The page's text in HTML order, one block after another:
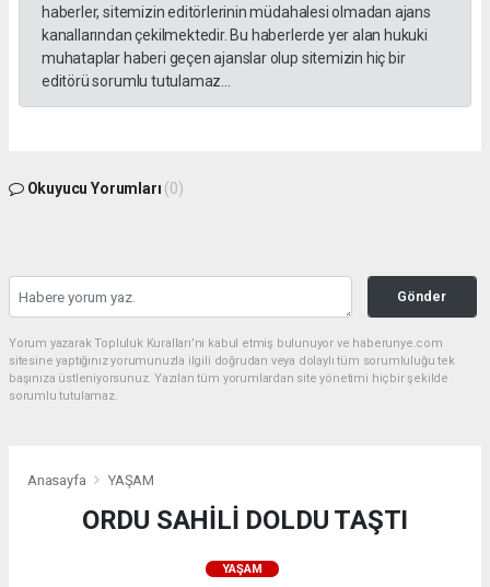
haberler, sitemizin editörlerinin müdahalesi olmadan ajans
kanallarından çekilmektedir. Bu haberlerde yer alan hukuki
muhataplar haberi geçen ajanslar olup sitemizin hiç bir
editörü sorumlu tutulamaz...
Okuyucu Yorumları (0)
Gönder
Yorum yazarak Topluluk Kuralları’nı kabul etmiş bulunuyor ve haberunye.com
sitesine yaptığınız yorumunuzla ilgili doğrudan veya dolaylı tüm sorumluluğu tek
başınıza üstleniyorsunuz. Yazılan tüm yorumlardan site yönetimi hiçbir şekilde
sorumlu tutulamaz.
Anasayfa YAŞAM
ORDU SAHİLİ DOLDU TAŞTI
YAŞAM